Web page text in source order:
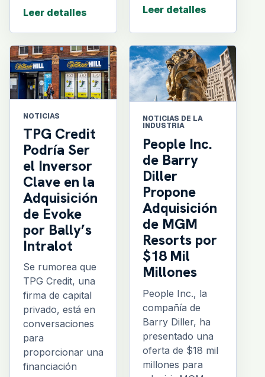
Leer detalles Leer detalles
NOTICIAS
TPG Credit
Podría Ser
el Inversor
Clave en la
Adquisición
de Evoke
por Bally’s
Intralot
Se rumorea que
TPG Credit, una
firma de capital
privado, está en
conversaciones
para
proporcionar una
financiación
NOTICIAS DE LA
INDUSTRIA
People Inc.
de Barry
Diller
Propone
Adquisición
de MGM
Resorts por
$18 Mil
Millones
People Inc., la
compañía de
Barry Diller, ha
presentado una
oferta de $18 mil
millones para